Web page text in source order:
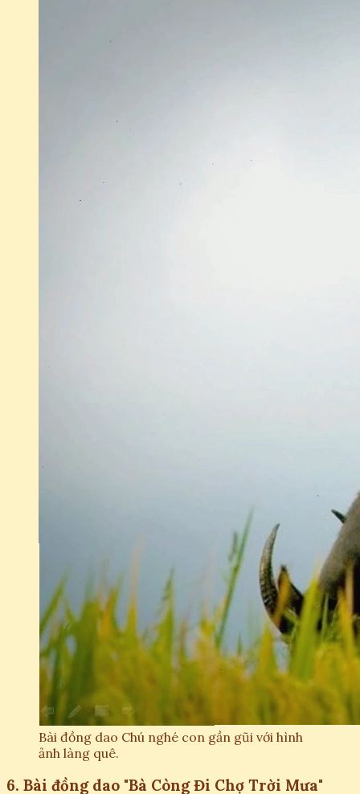
Bài đồng dao Chú nghé con gần gũi với hình
ảnh làng quê.
6. Bài đồng dao "Bà Còng Đi Chợ Trời Mưa"